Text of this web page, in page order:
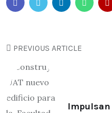
PREVIOUS ARTICLE